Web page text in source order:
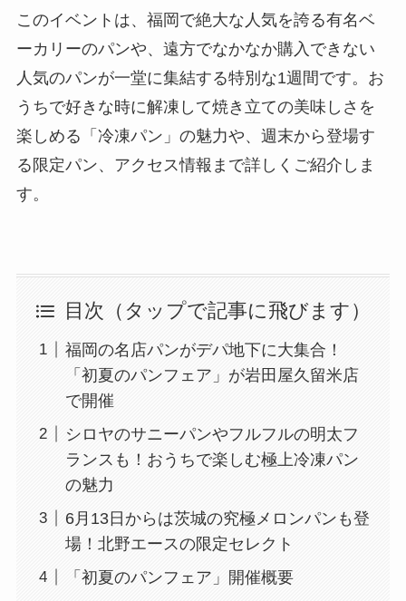
このイベントは、福岡で絶大な人気を誇る有名ベ
ーカリーのパンや、遠方でなかなか購入できない
人気のパンが一堂に集結する特別な1週間です。お
うちで好きな時に解凍して焼き立ての美味しさを
楽しめる「冷凍パン」の魅力や、週末から登場す
る限定パン、アクセス情報まで詳しくご紹介しま
す。
目次（タップで記事に飛びます）
福岡の名店パンがデパ地下に大集合！
「初夏のパンフェア」が岩田屋久留米店
で開催
シロヤのサニーパンやフルフルの明太フ
ランスも！おうちで楽しむ極上冷凍パン
の魅力
6月13日からは茨城の究極メロンパンも登
場！北野エースの限定セレクト
「初夏のパンフェア」開催概要